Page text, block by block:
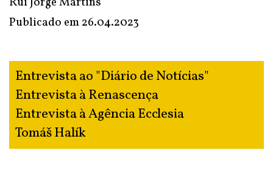
Publicado em26.04.2023
Entrevista ao "Diário de Notícias"
Entrevista à Renascença
Entrevista à Agência Ecclesia
Tomáš Halík